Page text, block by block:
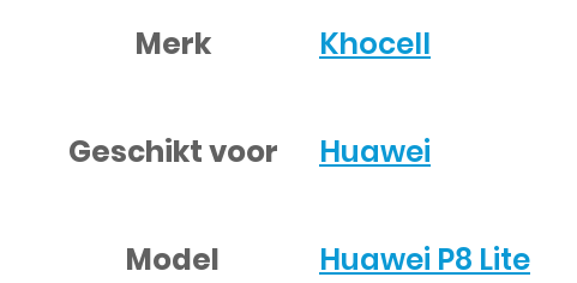
Merk Khocell
Geschikt voor Huawei
Model Huawei P8 Lite